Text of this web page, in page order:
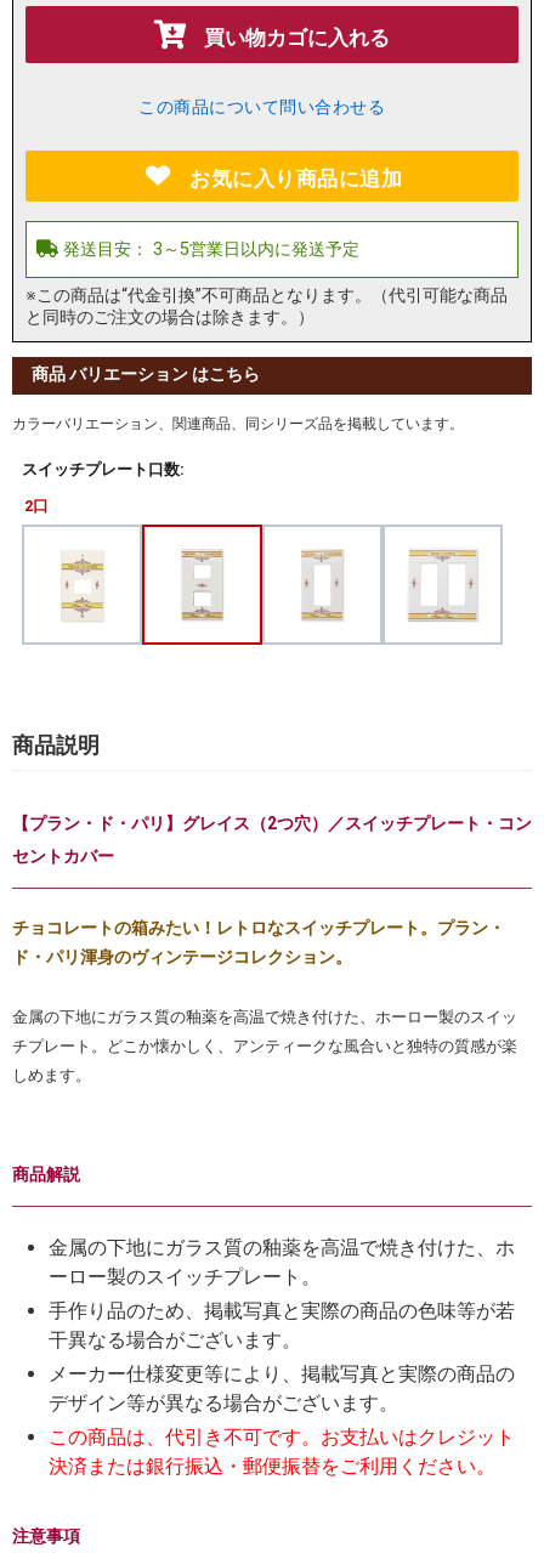
買い物カゴに入れる
この商品について問い合わせる
お気に入り商品に追加
※この商品は“代金引換”不可商品となります。（代引可能な商品
と同時のご注文の場合は除きます。）
商品 バリエーション はこちら
カラーバリエーション、関連商品、同シリーズ品を掲載しています。
スイッチプレート口数:
2口
商品説明
【プラン・ド・パリ】グレイス（2つ穴）／スイッチプレート・コン
セントカバー
チョコレートの箱みたい！レトロなスイッチプレート。プラン・
ド・パリ渾身のヴィンテージコレクション。
金属の下地にガラス質の釉薬を高温で焼き付けた、ホーロー製のスイッ
チプレート。どこか懐かしく、アンティークな風合いと独特の質感が楽
しめます。
商品解説
金属の下地にガラス質の釉薬を高温で焼き付けた、ホ
ーロー製のスイッチプレート。
手作り品のため、掲載写真と実際の商品の色味等が若
干異なる場合がございます。
メーカー仕様変更等により、掲載写真と実際の商品の
デザイン等が異なる場合がございます。
この商品は、代引き不可です。お支払いはクレジット
決済または銀行振込・郵便振替をご利用ください。
注意事項